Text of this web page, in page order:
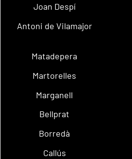
Joan Despí
Antoni de Vilamajor
Matadepera
Martorelles
Marganell
Bellprat
Borredà
Callús